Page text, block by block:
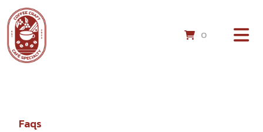
0
Faqs